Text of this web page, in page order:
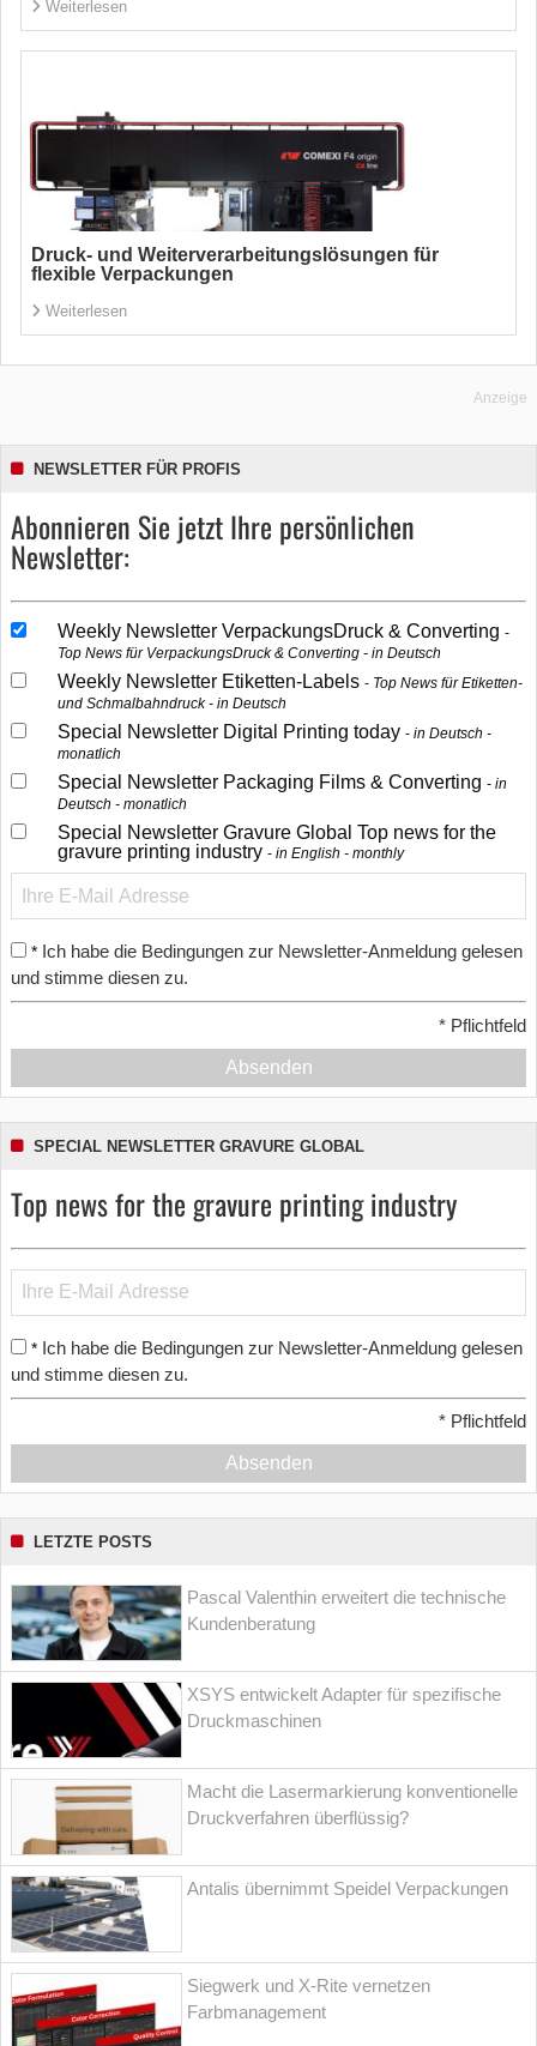
Weiterlesen
Druck- und Weiterverarbeitungslösungen für
flexible Verpackungen
Weiterlesen
Anzeige
NEWSLETTER FÜR PROFIS
Abonnieren Sie jetzt Ihre persönlichen
Newsletter:
Weekly Newsletter VerpackungsDruck & Converting
Top News für VerpackungsDruck & Converting - in Deutsch
Weekly Newsletter Etiketten-Labels
Top News für Etiketten-
und Schmalbahndruck - in Deutsch
Special Newsletter Digital Printing today
in Deutsch -
monatlich
Special Newsletter Packaging Films & Converting
in
Deutsch - monatlich
Special Newsletter Gravure Global Top news for the
gravure printing industry
in English - monthly
* Ich habe die Bedingungen zur Newsletter-Anmeldung gelesen
und stimme diesen zu.
* Pflichtfeld
Absenden
SPECIAL NEWSLETTER GRAVURE GLOBAL
Top news for the gravure printing industry
* Ich habe die Bedingungen zur Newsletter-Anmeldung gelesen
und stimme diesen zu.
* Pflichtfeld
Absenden
LETZTE POSTS
Pascal Valenthin erweitert die technische
Kundenberatung
XSYS entwickelt Adapter für spezifische
Druckmaschinen
Macht die Lasermarkierung konventionelle
Druckverfahren überflüssig?
Antalis übernimmt Speidel Verpackungen
Siegwerk und X-Rite vernetzen
Farbmanagement